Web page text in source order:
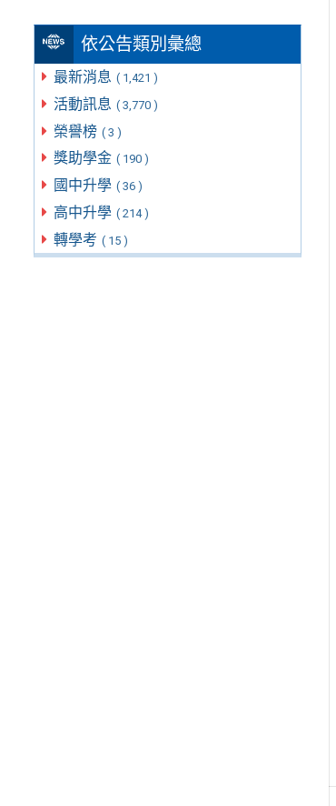
依公告類別彙總
最新消息 ( 1,421 )
活動訊息 ( 3,770 )
榮譽榜 ( 3 )
獎助學金 ( 190 )
國中升學 ( 36 )
高中升學 ( 214 )
轉學考 ( 15 )